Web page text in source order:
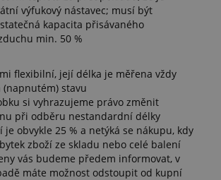
výfukový nástavec; musí být
kapacita přisávaného
min. 50 %
flexibilní, její délka je měřena vždy
(napnutém) stavu
si vyhrazujeme právo změnit
při odběru nestandardní délky
je obvykle 25 % a netýká se nákupu, kdy
zboží ze skladu nebo celé balení
vás budeme předem informovat, v
máte možnost odstoupit od kupní